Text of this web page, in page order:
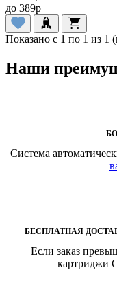
до 389p
Показано с 1 по 1 из 1
Наши
Система
БЕСПЛАТНАЯ
Если заказ
картриджи